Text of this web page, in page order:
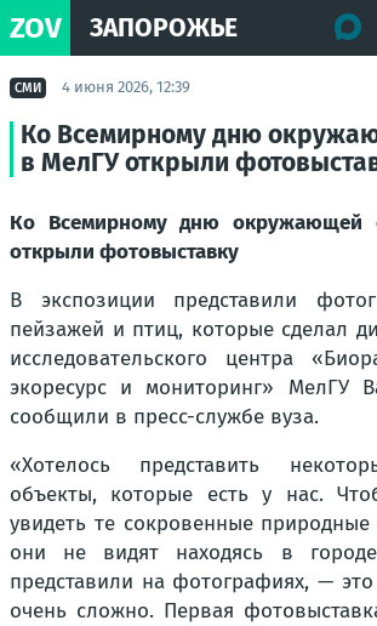
ZOV ЗАПОРОЖЬЕ
СМИ 4 июня 2026, 12:39
Ко Всемирному дню
в МелГУ открыли
Ко Всемирному дню окружающей
открыли фотовыставку
В экспозиции представили
пейзажей и птиц, которые сделал
исследовательского центра
экоресурс и мониторинг» МелГУ
сообщили в пресс-службе вуза.
«Хотелось представить
объекты, которые есть у нас.
увидеть те сокровенные
они не видят находясь в
представили на фотографиях, — это
очень сложно. Первая